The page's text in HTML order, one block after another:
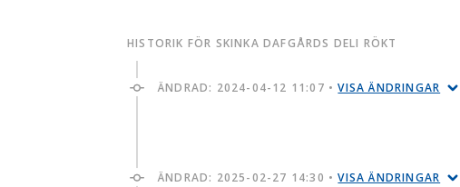
HISTORIK FÖR SKINKA DAFGÅRDS DELI RÖKT
ÄNDRAD: 2024-04-12 11:07 •VISA ÄNDRINGAR
ÄNDRAD: 2025-02-27 14:30 •VISA ÄNDRINGAR